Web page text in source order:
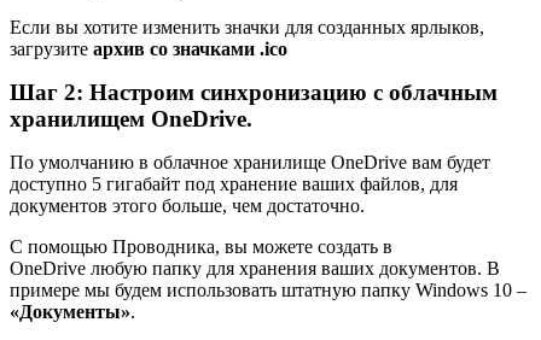
Если вы хотите изменить значки для созданных ярлыков,
загрузите архив со значками .ico
Шаг 2: Настроим синхронизацию с облачным
хранилищем OneDrive.
По умолчанию в облачное хранилище OneDrive вам будет
доступно 5 гигабайт под хранение ваших файлов, для
документов этого больше, чем достаточно.
С помощью Проводника, вы можете создать в
OneDrive любую папку для хранения ваших документов. В
примере мы будем использовать штатную папку Windows 10 –
«Документы».